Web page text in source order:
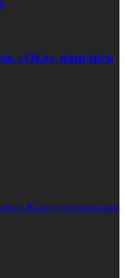
«Ока» нашлись
в Калуге по полному